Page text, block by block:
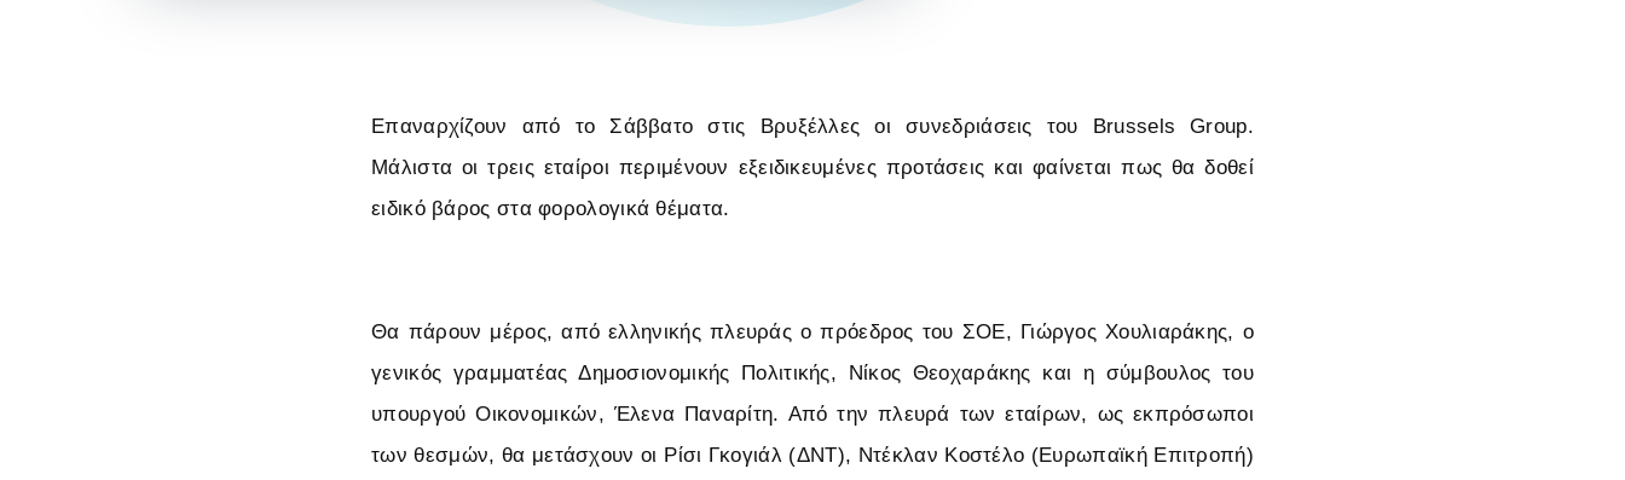
Επαναρχίζουν από το Σάββατο στις Βρυξέλλες οι συνεδριάσεις του Brussels Group.
Μάλιστα οι τρεις εταίροι περιμένουν εξειδικευμένες προτάσεις και φαίνεται πως θα δοθεί
ειδικό βάρος στα φορολογικά θέματα.
Θα πάρουν μέρος, από ελληνικής πλευράς ο πρόεδρος του ΣΟΕ, Γιώργος Χουλιαράκης, ο
γενικός γραμματέας Δημοσιονομικής Πολιτικής, Νίκος Θεοχαράκης και η σύμβουλος του
υπουργού Οικονομικών, Έλενα Παναρίτη. Από την πλευρά των εταίρων, ως εκπρόσωποι
των θεσμών, θα μετάσχουν οι Ρίσι Γκογιάλ (ΔΝΤ), Ντέκλαν Κοστέλο (Ευρωπαϊκή Επιτροπή)